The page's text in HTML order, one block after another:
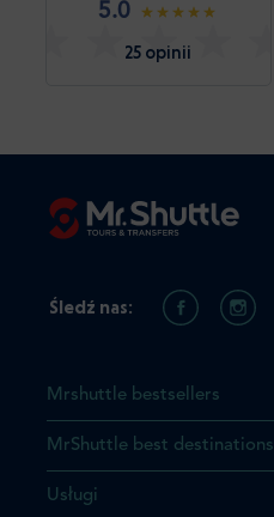
5.0
25 opinii
którego szukasz jest już
Mrshuttle bestsellers
MrShuttle best destinations
Usługi
Śledź nas: